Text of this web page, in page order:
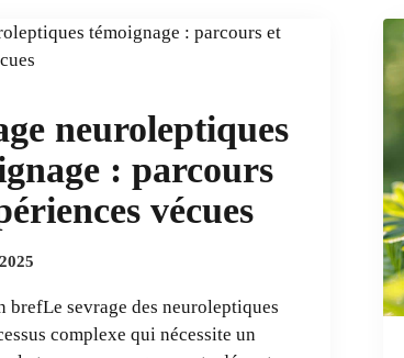
neuroleptiques
: parcours
vécues
brefLe sevrage des neuroleptiques
complexe qui nécessite un